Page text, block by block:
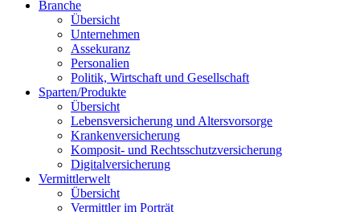
Branche
Übersicht
Unternehmen
Assekuranz
Personalien
Politik, Wirtschaft und Gesellschaft
Sparten/Produkte
Übersicht
Lebensversicherung und Altersvorsorge
Krankenversicherung
Komposit- und Rechtsschutzversicherung
Digitalversicherung
Vermittlerwelt
Übersicht
Vermittler im Porträt